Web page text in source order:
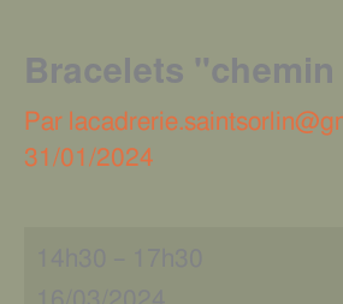
Bracelets
Par
31/01/2024